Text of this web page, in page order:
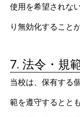
使用を希望されな
り無効化すること
7. 法令・規
当校は、保有する
範を遵守するとと